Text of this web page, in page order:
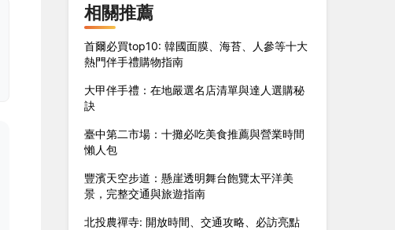
相關推薦
首爾必買top10: 韓國面膜、海苔、人參等十大
熱門伴手禮購物指南
大甲伴手禮：在地嚴選名店清單與達人選購秘
訣
臺中第二市場：十攤必吃美食推薦與營業時間
懶人包
豐濱天空步道：懸崖透明舞台飽覽太平洋美
景，完整交通與旅遊指南
北投農禪寺: 開放時間、交通攻略、必訪亮點